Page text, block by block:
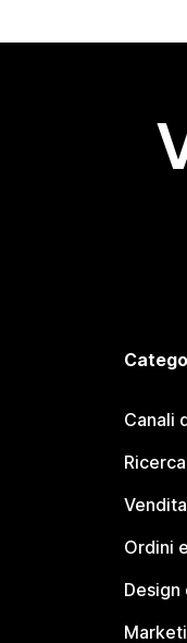
Canali
Ordini